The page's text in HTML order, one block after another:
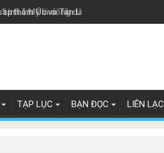
ở Mỹ là công dân Mỹ'
thăm Úc và Tân Lây Lan
TẠP LỤC BẠN ĐỌC LIÊN LẠC